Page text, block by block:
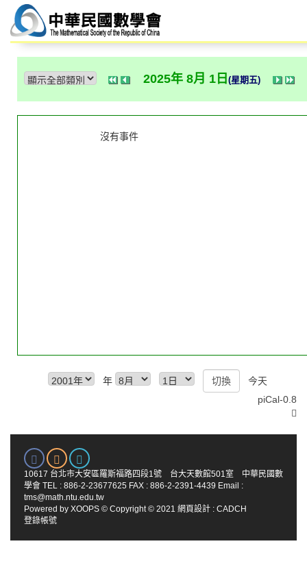
2025年 8月 1日 (星期五)
沒有事件
年
今天
piCal-0.8
10617 台北市大安區羅斯福路四段1號 台大天數館501室 中華民國數
學會 TEL : 886-2-23677625 FAX : 886-2-2391-4439 Email :
tms@math.ntu.edu.tw
Powered by XOOPS © Copyright © 2021 網頁設計 : CADCH
登錄帳號